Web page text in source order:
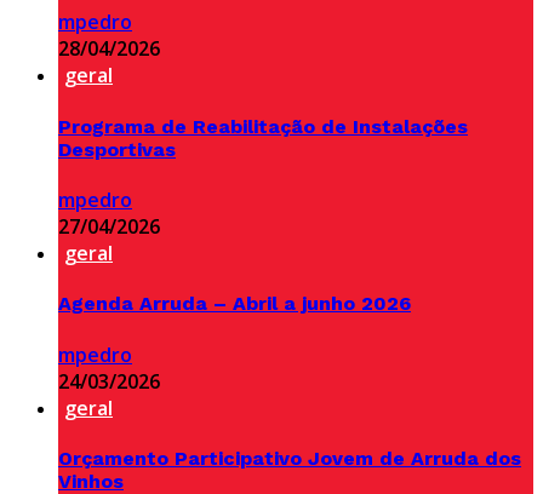
mpedro
28/04/2026
geral
Programa de Reabilitação de Instalações
Desportivas
mpedro
27/04/2026
geral
Agenda Arruda – Abril a junho 2026
mpedro
24/03/2026
geral
Orçamento Participativo Jovem de Arruda dos
Vinhos